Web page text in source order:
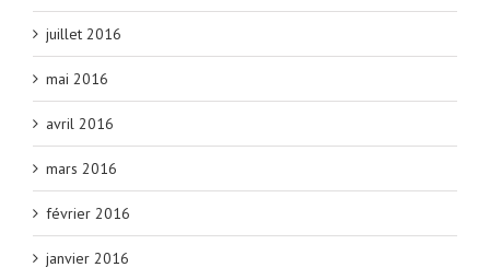
juillet 2016
mai 2016
avril 2016
mars 2016
février 2016
janvier 2016